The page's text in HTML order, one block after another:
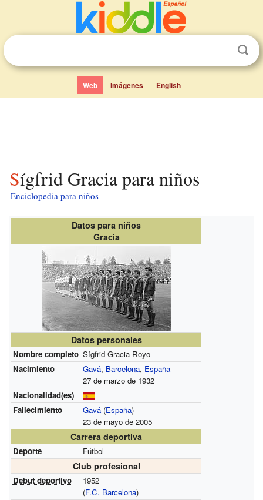
Web Imágenes English
Sígfrid Gracia para niños
Enciclopedia para niños
Datos para niños
Gracia
Datos personales
Nombre completo Sígfrid Gracia Royo
Nacimiento
Gavá, Barcelona, España
27 de marzo de 1932
Nacionalidad(es)
Fallecimiento
Gavá(España)
23 de mayo de 2005
Carrera deportiva
Deporte Fútbol
Club profesional
Debut deportivo
1952
(F.C. Barcelona)